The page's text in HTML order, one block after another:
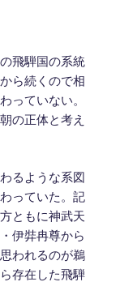
飛騨国の系統
ら続くので相
っていない。
の正体と考え
るような系図
っていた。記
ともに神武天
伊弉冉尊から
われるのが鵜
存在した飛騨